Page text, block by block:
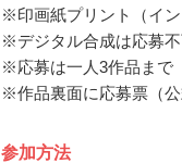
※印画紙プリント（イ
※デジタル合成は応募
※応募は一人3作品まで
※作品裏面に応募票（
参加方法